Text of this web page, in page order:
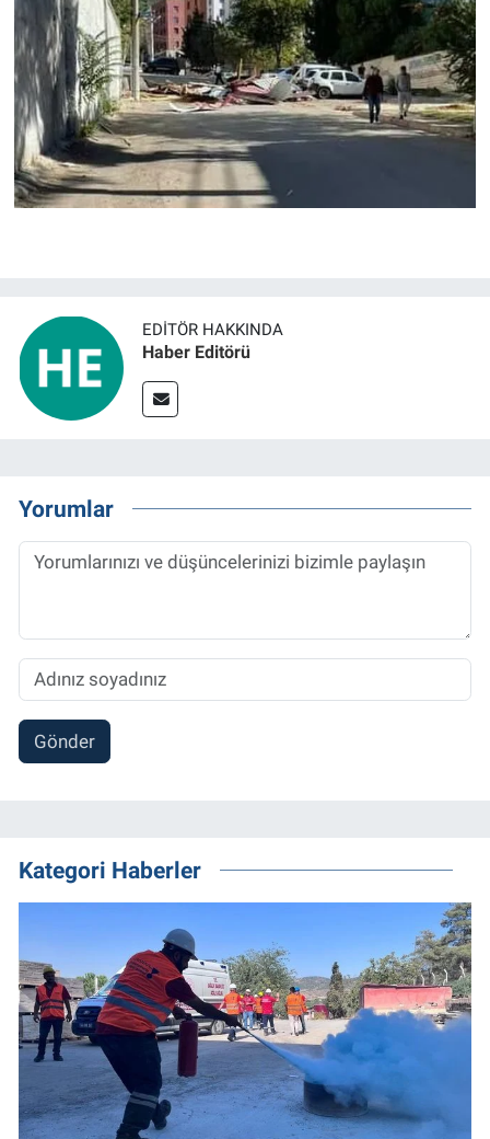
EDITÖR HAKKINDA
Haber Editörü
Yorumlar
Gönder
Kategori Haberler